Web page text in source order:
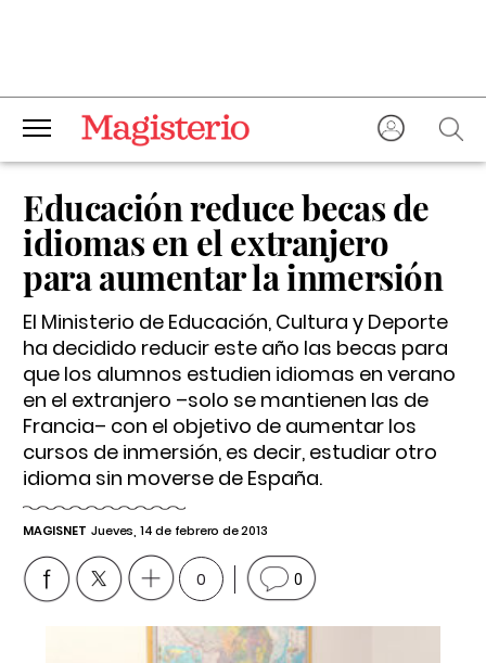
Educación reduce becas de
idiomas en el extranjero
para aumentar la inmersión
El Ministerio de Educación, Cultura y Deporte
ha decidido reducir este año las becas para
que los alumnos estudien idiomas en verano
en el extranjero –solo se mantienen las de
Francia– con el objetivo de aumentar los
cursos de inmersión, es decir, estudiar otro
idioma sin moverse de España.
MAGISNET Jueves, 14 de febrero de 2013
0 0